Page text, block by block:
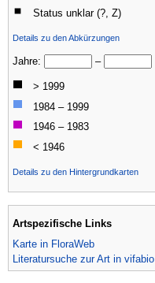
Status unklar (?, Z)
Details zu den Abkürzungen
Jahre: –
> 1999
1984 – 1999
1946 – 1983
< 1946
Details zu den Hintergrundkarten
Artspezifische Links
Karte in FloraWeb
Literatursuche zur Art in vifabio